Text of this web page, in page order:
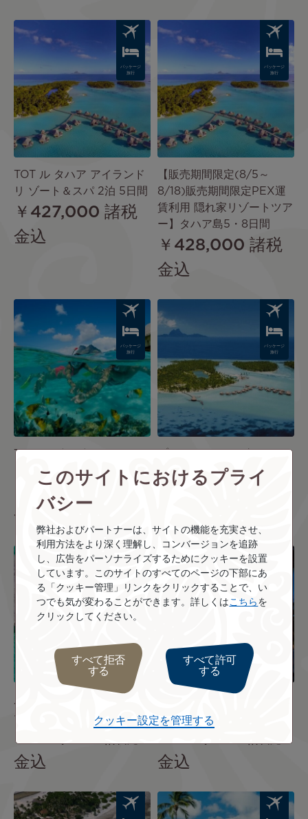
Image
パッケージ
旅行
TOT ル タハア アイランド
リ ゾート＆スパ 2泊 5日間
￥427,000 諸税
金込
Image
パッケージ
旅行
【販売期間限定(8/5～
8/18)販売期間限定PEX運
賃利用 隠れ家リゾートツア
ー】タハア島5・8日間
￥428,000 諸税
金込
パッケージ
旅行
TOT ル ボラボラbyパール
リゾート 5日間
￥432,000
金込
パッケージ
旅行
タハア 5・8日間
￥461,000
Image
パッケージ
旅行
ル ボラボラ 水上バンガロ
ー2泊 5日間 カヌー朝食付
￥472,000
金込
Image
3泊とパペーテ3泊8日間
金込
Image Image
このサイトにおけるプライ
バシー
弊社およびパートナーは、サイトの機能を充実させ、
利用方法をより深く理解し、コンバージョンを追跡
し、広告をパーソナライズするためにクッキーを設置
しています。このサイトのすべてのページの下部にあ
る「クッキー管理」リンクをクリックすることで、い
つでも気が変わることができます。詳しくは こちら を
クリックしてください。
すべて拒否
する
すべて許可
する
クッキー設定を管理する